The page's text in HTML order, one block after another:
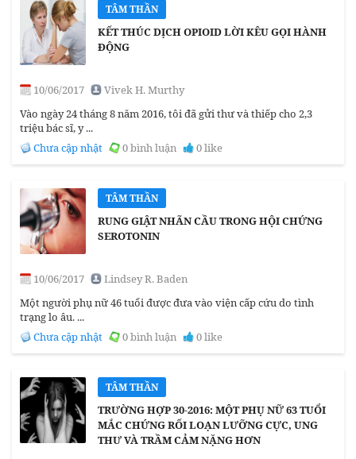
TÂM THẦN
KẾT THÚC DỊCH OPIOID LỜI KÊU GỌI HÀNH
ĐỘNG
10/06/2017
Vivek H. Murthy
Vào ngày 24 tháng 8 năm 2016, tôi đã gửi thư và thiếp cho 2,3
triệu bác sĩ, y ...
Chưa cập nhật
0 bình luận 0 like
TÂM THẦN
RUNG GIẬT NHÃN CẦU TRONG HỘI CHỨNG
SEROTONIN
10/06/2017
Lindsey R. Baden
Một người phụ nữ 46 tuổi được đưa vào viện cấp cứu do tình
trạng lo âu. ...
Chưa cập nhật
0 bình luận 0 like
TÂM THẦN
TRƯỜNG HỢP 30-2016: MỘT PHỤ NỮ 63 TUỔI
MẮC CHỨNG RỐI LOẠN LƯỠNG CỰC, UNG
THƯ VÀ TRẦM CẢM NẶNG HƠN